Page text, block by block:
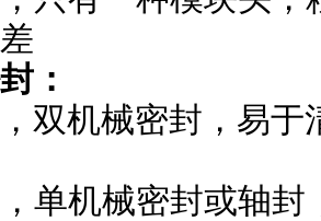
：
双机械密封，易于
单机械密封或轴